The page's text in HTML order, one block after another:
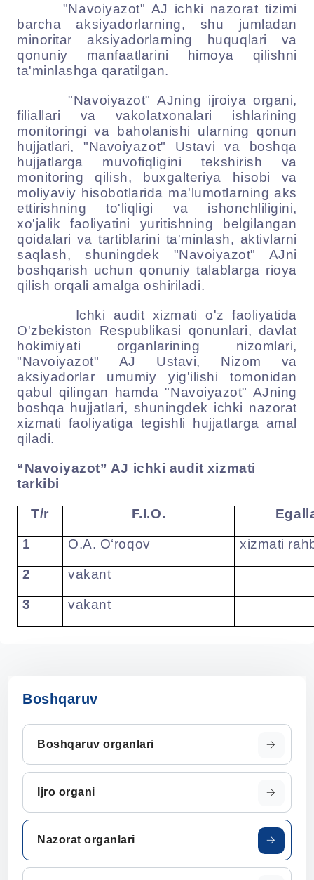
"Navoiyazot" AJ ichki nazorat tizimi
barcha aksiyadorlarning, shu jumladan
minoritar aksiyadorlarning huquqlari va
qonuniy manfaatlarini himoya qilishni
ta'minlashga qaratilgan.
"Navoiyazot" AJning ijroiya organi,
filiallari va vakolatxonalari ishlarining
monitoringi va baholanishi ularning qonun
hujjatlari, "Navoiyazot" Ustavi va boshqa
hujjatlarga muvofiqligini tekshirish va
monitoring qilish, buxgalteriya hisobi va
moliyaviy hisobotlarida ma'lumotlarning aks
ettirishning to'liqligi va ishonchliligini,
xo'jalik faoliyatini yuritishning belgilangan
qoidalari va tartiblarini ta'minlash, aktivlarni
saqlash, shuningdek "Navoiyazot" AJni
boshqarish uchun qonuniy talablarga rioya
qilish orqali amalga oshiriladi.
Ichki audit xizmati o'z faoliyatida
O'zbekiston Respublikasi qonunlari, davlat
hokimiyati organlarining nizomlari,
"Navoiyazot" AJ Ustavi, Nizom va
aksiyadorlar umumiy yig'ilishi tomonidan
qabul qilingan hamda "Navoiyazot" AJning
boshqa hujjatlari, shuningdek ichki nazorat
xizmati faoliyatiga tegishli hujjatlarga amal
qiladi.
“Navoiyazot” AJ ichki audit xizmati
tarkibi
T/r F.I.O.
1 O.A. O‘roqov xizmati
2 vakant
3 vakant
Boshqaruv
Boshqaruv organlari
Ijro organi
Nazorat organlari